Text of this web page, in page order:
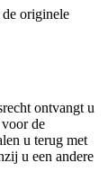
originele
ontvangt u
de
u terug met
u een andere